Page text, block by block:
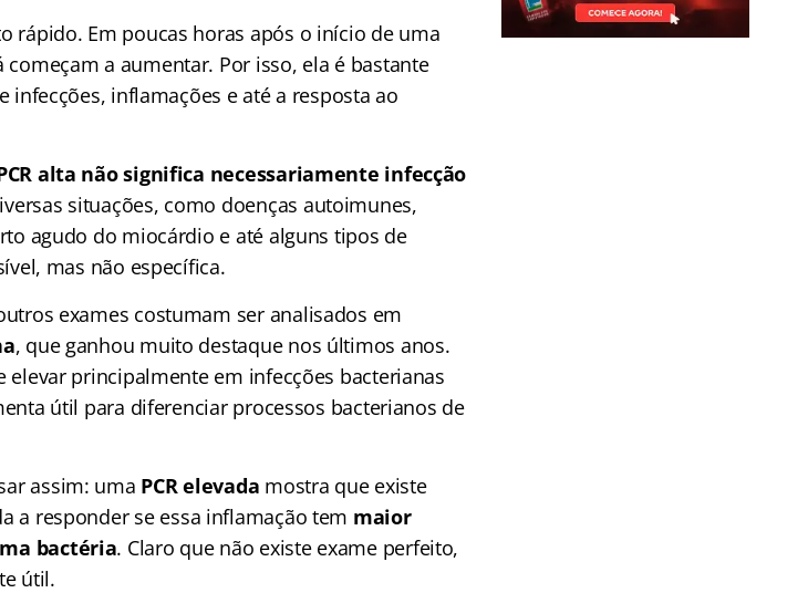
rápido. Em poucas horas após o início de uma
a aumentar. Por isso, ela é bastante
inflamações e até a resposta ao
alta não significa necessariamente infecção
situações, como doenças autoimunes,
agudo do miocárdio e até alguns tipos de
mas não específica.
exames costumam ser analisados em
, que ganhou muito destaque nos últimos anos.
elevar principalmente em infecções bacterianas
útil para diferenciar processos bacterianos de
assim: uma PCR elevada mostra que existe
a responder se essa inflamação tem maior
bactéria. Claro que não existe exame perfeito,
útil.